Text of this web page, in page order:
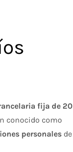
fija de 20
conocido como
personales de